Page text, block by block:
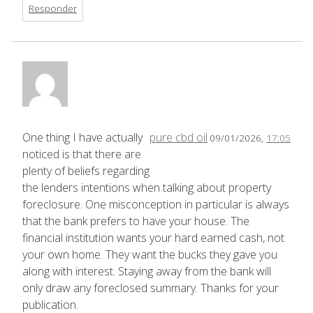
Responder
pure cbd oil 09/01/2026, 17:05
One thing I have actually
noticed is that there are
plenty of beliefs regarding
the lenders intentions when talking about property
foreclosure. One misconception in particular is always
that the bank prefers to have your house. The
financial institution wants your hard earned cash, not
your own home. They want the bucks they gave you
along with interest. Staying away from the bank will
only draw any foreclosed summary. Thanks for your
publication.